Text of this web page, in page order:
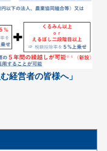
経営者の皆様へ」